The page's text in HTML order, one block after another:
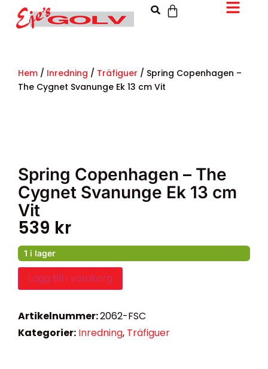
Hem / Inredning / Träfiguer / Spring Copenhagen –
The Cygnet Svanunge Ek 13 cm Vit
Spring Copenhagen – The
Cygnet Svanunge Ek 13 cm
Vit
539 kr
1 i lager
Lägg till i varukorg
Artikelnummer:2062-FSC
Kategorier: Inredning, Träfiguer